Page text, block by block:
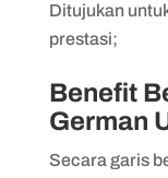
Ditujukan
prestasi;
Benefit
German
Secara garis